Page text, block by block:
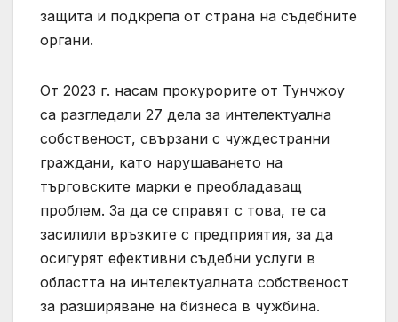
защита и подкрепа от страна на съдебните
органи.
От 2023 г. насам прокурорите от Тунчжоу
са разгледали 27 дела за интелектуална
собственост, свързани с чуждестранни
граждани, като нарушаването на
търговските марки е преобладаващ
проблем. За да се справят с това, те са
засилили връзките с предприятия, за да
осигурят ефективни съдебни услуги в
областта на интелектуалната собственост
за разширяване на бизнеса в чужбина.